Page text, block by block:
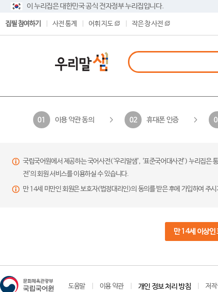
이 누리집은 대한민국 공식 전자정부 누리집입니다.
집필 참여하기 사전 통계 어휘 지도 작은 창 사전
01 이용 약관 동의 02 휴대폰 인증
국립국어원에서 제공하는 국어사전(‘우리말샘’, ‘표준국어대사전’) 누리집
전’의 회원 서비스를 이용하실 수 있습니다.
만 14세 미만인 회원은 보호자(법정대리인)의 동의를 받은 후에 가입하여 주
만 14세 이상인
도움말 이용 약관 개인 정보 처리 방침 저